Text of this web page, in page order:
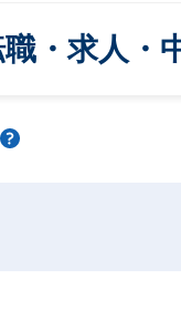
・求人・